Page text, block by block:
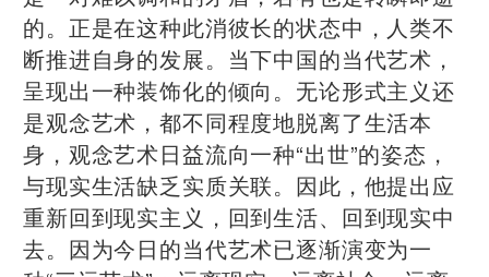
的。正是在这种此消彼长的状态中，人类不
断推进自身的发展。当下中国的当代艺术，
呈现出一种装饰化的倾向。无论形式主义还
是观念艺术，都不同程度地脱离了生活本
身，观念艺术日益流向一种“出世”的姿态，
与现实生活缺乏实质关联。因此，他提出应
重新回到现实主义，回到生活、回到现实中
去。因为今日的当代艺术已逐渐演变为一